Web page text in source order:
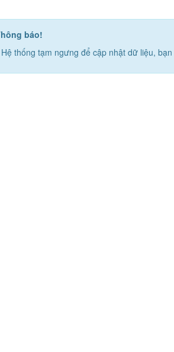
báo!
Hệ thống tạm ngưng để cập nhật dữ liệu,